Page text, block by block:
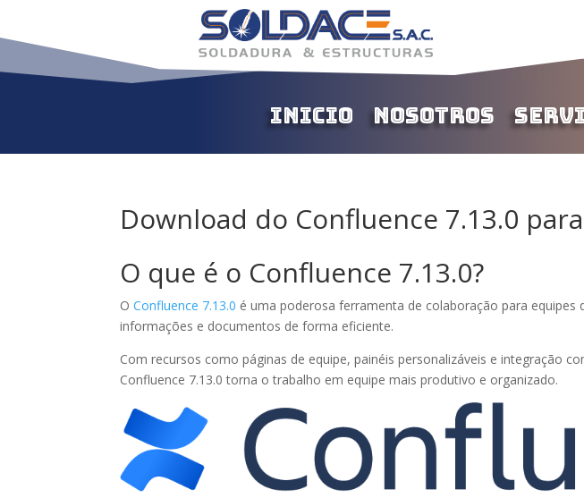
Inicio Nosotros
Download do Confluence 7.13.0
O que é o Confluence 7.13.0?
OConfluence 7.13.0 é uma poderosa ferramenta de colaboração para
informações e documentos de forma eficiente.
Com recursos como páginas de equipe, painéis personalizáveis e integração
Confluence 7.13.0 torna o trabalho em equipe mais produtivo e organizado.